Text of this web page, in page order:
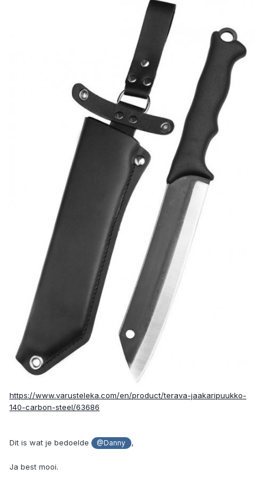
https://www.varusteleka.com/en/product/terava-jaakaripuukko-
140-carbon-steel/63686
Dit is wat je bedoelde @Danny ,
Ja best mooi.